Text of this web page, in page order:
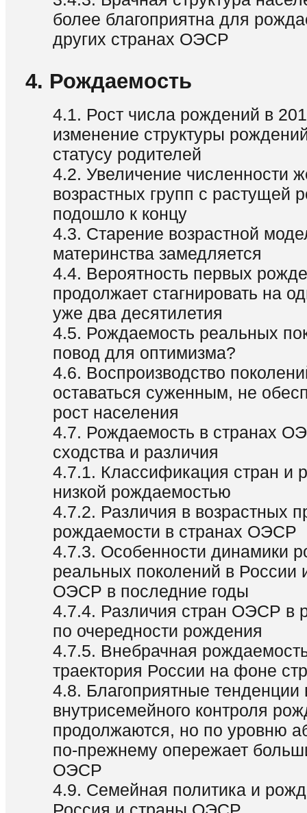
более благоприятна для
других странах ОЭСР
4. Рождаемость
4.1. Рост числа рождений в
изменение структуры
статусу родителей
4.2. Увеличение численности
возрастных групп с растущей
подошло к концу
4.3. Старение возрастной
материнства замедляется
4.4. Вероятность первых
продолжает стагнировать на
уже два десятилетия
4.5. Рождаемость реальных
повод для оптимизма?
4.6. Воспроизводство
оставаться суженным, не
рост населения
4.7. Рождаемость в странах
сходства и различия
4.7.1. Классификация стран и
низкой рождаемостью
4.7.2. Различия в возрастных
рождаемости в странах ОЭСР
4.7.3. Особенности динамики
реальных поколений в России
ОЭСР в последние годы
4.7.4. Различия стран ОЭСР в
по очередности рождения
4.7.5. Внебрачная
траектория России на фоне
4.8. Благоприятные
внутрисемейного контроля
продолжаются, но по уровню
по-прежнему опережает
ОЭСР
4.9. Семейная политика и